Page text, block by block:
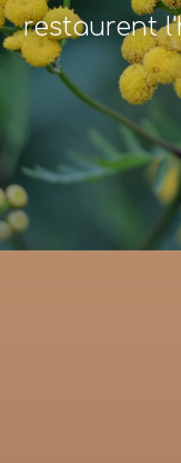
restaurent